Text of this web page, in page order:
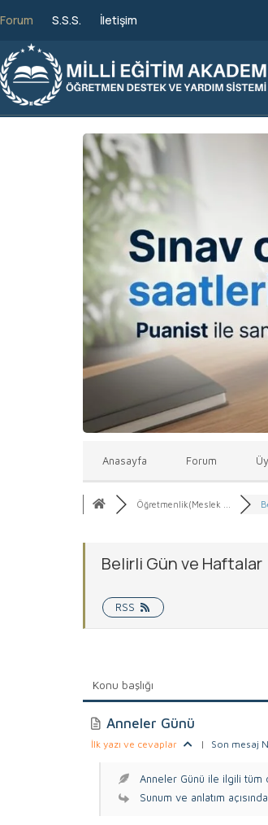
Forum S.S.S. İletişim
Anasayfa Forum
Öğretmenlik(Meslek ...
Belirli Gün ve Haftalar
RSS
Konu başlığı
Anneler Günü
İlk yazı ve cevaplar | Son mesaj
Anneler Günü ile ilgili tüm
Sunum ve anlatım